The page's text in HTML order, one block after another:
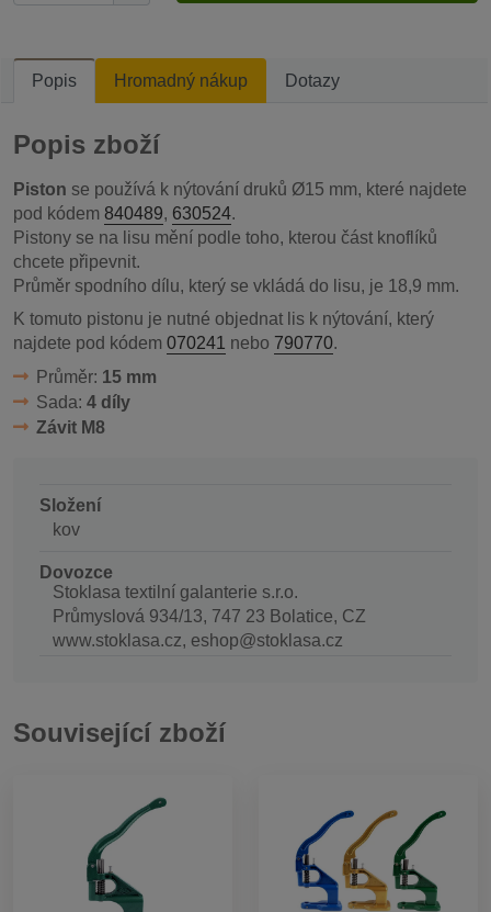
Popis Hromadný nákup Dotazy
Popis zboží
Piston se používá k nýtování druků Ø15 mm, které najdete
pod kódem 840489, 630524.
Pistony se na lisu mění podle toho, kterou část knoflíků
chcete připevnit.
Průměr spodního dílu, který se vkládá do lisu, je 18,9 mm.
K tomuto pistonu je nutné objednat lis k nýtování, který
najdete pod kódem 070241 nebo 790770.
Průměr: 15 mm
Sada: 4 díly
Závit M8
Složení
kov
Dovozce
Stoklasa textilní galanterie s.r.o.
Průmyslová 934/13, 747 23 Bolatice, CZ
www.stoklasa.cz, eshop@stoklasa.cz
Související zboží